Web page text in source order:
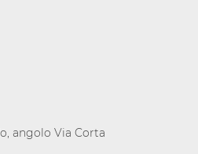
angolo Via Corta